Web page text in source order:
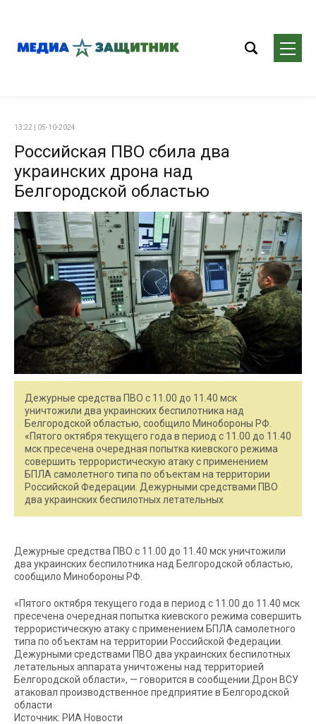
13:22 | 05-10-2024
Российская ПВО сбила два
украинских дрона над
Белгородской областью
Дежурные средства ПВО с 11.00 до 11.40 мск
уничтожили два украинских беспилотника над
Белгородской областью, сообщило Минобороны РФ.
«Пятого октября текущего года в период с 11.00 до 11.40
мск пресечена очередная попытка киевского режима
совершить террористическую атаку c применением
БПЛА самолетного типа по объектам на территории
Российской Федерации. Дежурными средствами ПВО
два украинских беспилотных летательных
Дежурные средства ПВО с 11.00 до 11.40 мск уничтожили
два украинских беспилотника над Белгородской областью,
сообщило Минобороны РФ.
«Пятого октября текущего года в период с 11.00 до 11.40 мск
пресечена очередная попытка киевского режима совершить
террористическую атаку c применением БПЛА самолетного
типа по объектам на территории Российской Федерации.
Дежурными средствами ПВО два украинских беспилотных
летательных аппарата уничтожены над территорией
Белгородской области», — говорится в сообщении.Дрон ВСУ
атаковал производственное предприятие в Белгородской
области
Источник: РИА Новости